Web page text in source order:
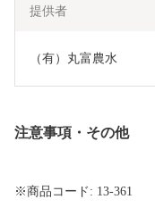
提供者
（有）丸富農水
注意事項・その他
※商品コード: 13-361